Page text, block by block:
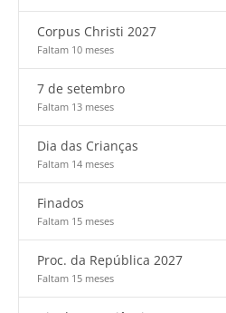
Corpus Christi 2027
Faltam 10 meses
7 de setembro
Faltam 13 meses
Dia das Crianças
Faltam 14 meses
Finados
Faltam 15 meses
Proc. da República 2027
Faltam 15 meses